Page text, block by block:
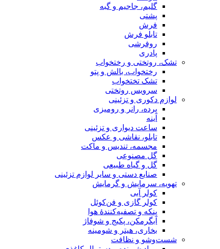
گلیم، جاجیم و گبه
پشتی
فرش
تابلو فرش
روفرشی
پادری
تشک، روتختی و رختخواب
رختخواب، بالش و پتو
تشک تختخواب
سرویس روتختی
لوازم دکوری و تزئینی
پرده، رانر و رومیزی
آینه
ساعت دیواری و تزئینی
تابلو، نقاشی و عکس
مجسمه، تندیس و ماکت
گل مصنوعی
گل و گیاه طبیعی
صنایع دستی و سایر لوازم تزئینی
تهویه، سرمایش و گرمایش
کولر آبی
کولر گازی و فن‌کوئل
پنکه و تصفیه‌کنندهٔ هوا
آبگرمکن، پکیج و شوفاژ
بخاری، هیتر و شومینه
شست‌وشو و نظافت